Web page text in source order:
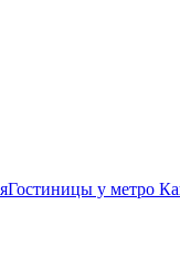
Гостиницы у метро